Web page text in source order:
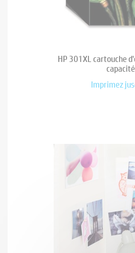
HP 301XL cartouche
Imprimez